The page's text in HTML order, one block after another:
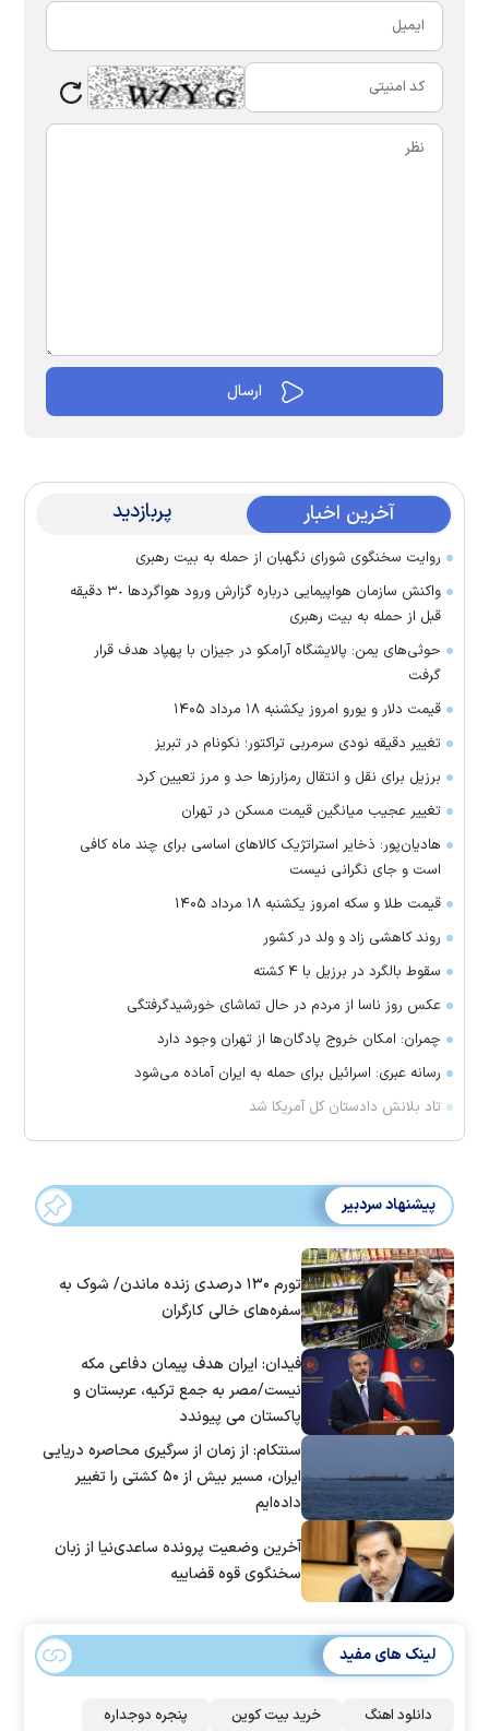
آخرین اخبار پربازدید
روایت سخنگوی شورای نگهبان از حمله به بیت رهبری
واکنش سازمان هواپیمایی درباره گزارش ورود هواگرد‌ها ٣٠ دقیقه
قبل از حمله به بیت رهبری
حوثی‌های یمن: پالایشگاه آرامکو در جیزان با پهپاد هدف قرار
گرفت
قیمت دلار و یورو امروز یکشنبه ۱۸ مرداد ۱۴۰۵
تغییر دقیقه نودی سرمربی تراکتور؛ نکونام در تبریز
برزیل برای نقل‌ و انتقال رمزارز‌ها حد و مرز تعیین کرد
تغییر عجیب میانگین قیمت مسکن در تهران
هادیان‌پور: ذخایر استراتژیک کالا‌های اساسی برای چند ماه کافی
است و جای نگرانی نیست
قیمت طلا و سکه امروز یکشنبه ۱۸ مرداد ۱۴۰۵
روند کاهشی زاد و ولد در کشور
سقوط بالگرد در برزیل با ۴ کشته
عکس روز ناسا از مردم در حال تماشای خورشیدگرفتگی
چمران: امکان خروج پادگان‌ها از تهران وجود دارد
رسانه عبری: اسرائیل برای حمله به ایران آماده می‌شود
تاد بلانش دادستان کل آمریکا شد
پیشنهاد سردبیر
تورم ۱۳۰ درصدی زنده ماندن/ شوک به
سفره‌های خالی کارگران
فیدان: ایران هدف پیمان دفاعی مکه
نیست/مصر به جمع ترکیه، عربستان و
پاکستان می پیوندد
سنتکام: از زمان از سرگیری محاصره دریایی
ایران، مسیر بیش از ۵۰ کشتی را تغییر
داده‌ایم
آخرین وضعیت پرونده ساعدی‌نیا از زبان
سخنگوی قوه قضاییه
لینک های مفید
دانلود اهنگ خرید بیت کوین پنجره دوجداره